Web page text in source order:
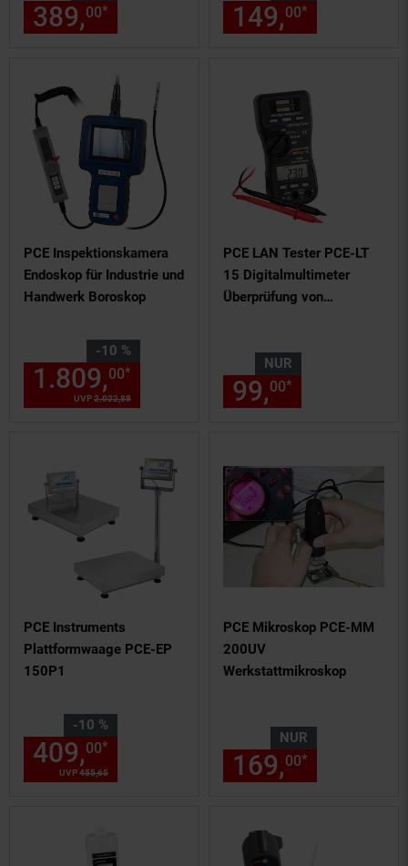
389,00* € Sternchen
149,00*
PCE Inspektionskamera
Endoskop für Industrie und
Handwerk Boroskop
-10 %
Sie Sparen 10 Prozent,
UVP2.022,88
1.809,00* Aktueller Preis: 1809,
PCE LAN Tester PCE-LT
15 Digitalmultimeter
Überprüfung von
NUR
99,00*
PCE Instruments
Plattformwaage PCE-EP
150P1
-10 %
Sie Sparen 10 Prozent,
UVP455,65
409,00* Aktueller Preis: 409,
PCE Mikroskop PCE-MM
200UV
Werkstattmikroskop
NUR
169,00*